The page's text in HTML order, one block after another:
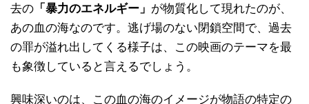
去の 「暴力のエネルギー」 が物質化して現れたのが、
あの血の海なのです。逃げ場のない閉鎖空間で、過去
の罪が溢れ出してくる様子は、この映画のテーマを最
も象徴していると言えるでしょう。
興味深いのは、この血の海のイメージが物語の特定の